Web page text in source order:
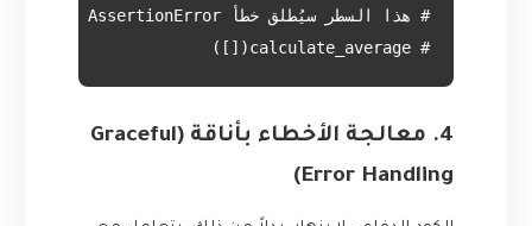
# calculate_average([])
4. معالجة الأخطاء بأناقة (Graceful
Error Handling)